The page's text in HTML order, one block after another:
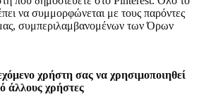
να συμμορφώνεται με τους παρόντες
μας, συμπεριλαμβανομένων των Όρων
χρήστη σας να χρησιμοποιηθεί
άλλους χρήστες